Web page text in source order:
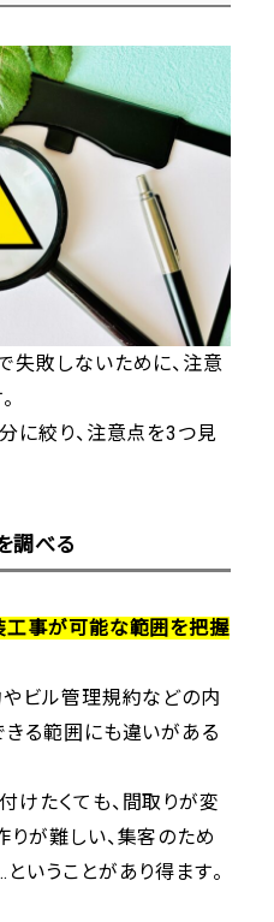
失敗しないために、注意
に絞り、注意点を3つ見
調べる
工事が可能な範囲を把握
やビル管理規約などの内
る範囲にも違いがある
たくても、間取りが変
が難しい、集客のため
いうことがあり得ます。